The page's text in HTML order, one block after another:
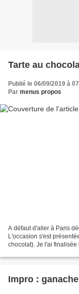
Tarte au
Publié le 06/09/2019 à
Par menus propos
A défaut d'aller à Paris
L'occasion s'est
chocolat). Je l'ai
Impro :